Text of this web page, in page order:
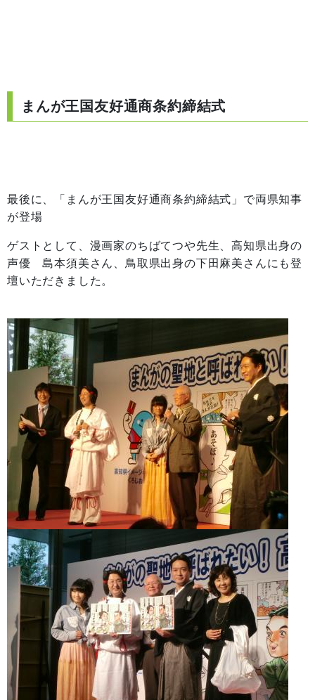
まんが王国友好通商条約締結式
最後に、「まんが王国友好通商条約締結式」で両県知事
が登場
ゲストとして、漫画家のちばてつや先生、高知県出身の
声優 島本須美さん、鳥取県出身の下田麻美さんにも登
壇いただきました。